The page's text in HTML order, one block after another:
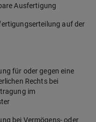
Ausfertigung
auf der
für oder gegen eine
Rechts bei
im
bei Vermögens- oder